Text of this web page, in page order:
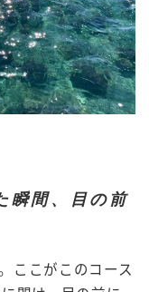
瞬間、目の前
ここがこのコース